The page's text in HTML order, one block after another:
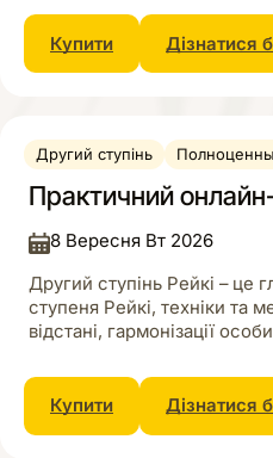
Купити Дізнатися
Другий ступінь
Практичний
8 Вересня Вт 2026
Другий ступінь Рейкі – це
ступеня Рейкі, техніки та
відстані, гармонізації
Купити Дізнатися